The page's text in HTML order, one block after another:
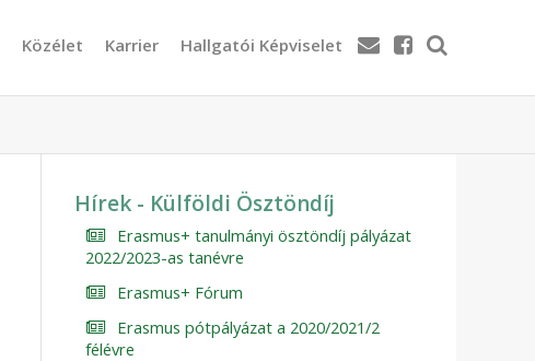
Közélet Karrier Hallgatói Képviselet
Hírek - Külföldi Ösztöndíj
Erasmus+ tanulmányi ösztöndíj pályázat
2022/2023-as tanévre
Erasmus+ Fórum
Erasmus pótpályázat a 2020/2021/2
félévre